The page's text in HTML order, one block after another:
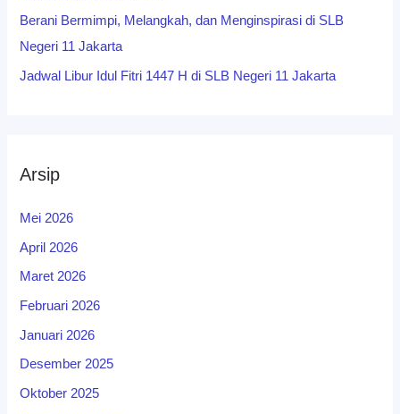
Berani Bermimpi, Melangkah, dan Menginspirasi di SLB
Negeri 11 Jakarta
Jadwal Libur Idul Fitri 1447 H di SLB Negeri 11 Jakarta
Arsip
Mei 2026
April 2026
Maret 2026
Februari 2026
Januari 2026
Desember 2025
Oktober 2025